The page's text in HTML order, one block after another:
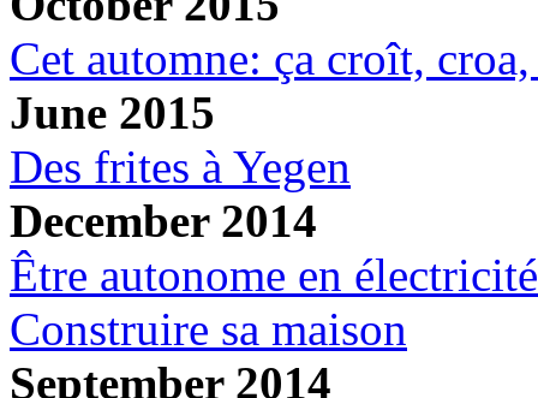
Cet automne: ça croît,
June 2015
Des frites à Yegen
December 2014
Être autonome en électricité
Construire sa maison
September 2014